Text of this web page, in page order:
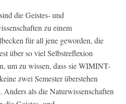
die Geistes- und
zu einem
für all jene geworden, die
über so viel Selbstreflexion
um zu wissen, dass sie WIMINT-
zwei Semester überstehen
Anders als die Naturwissenschaften